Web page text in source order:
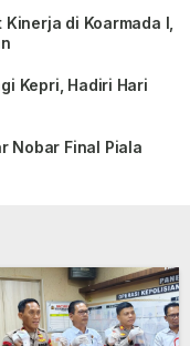
di Koarmada I,
Kepri, Hadiri Hari
Nobar Final Piala